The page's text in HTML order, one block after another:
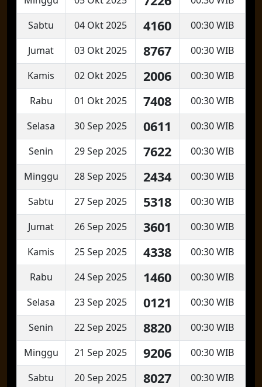
Sabtu
04 Okt 2025 4160
00:30 WIB
Jumat
03 Okt 2025 8767
00:30 WIB
Kamis
02 Okt 2025 2006
00:30 WIB
Rabu
01 Okt 2025 7408
00:30 WIB
Selasa
30 Sep 2025 0611
00:30 WIB
Senin
29 Sep 2025 7622
00:30 WIB
Minggu
28 Sep 2025 2434
00:30 WIB
Sabtu
27 Sep 2025 5318
00:30 WIB
Jumat
26 Sep 2025 3601
00:30 WIB
Kamis
25 Sep 2025 4338
00:30 WIB
Rabu
24 Sep 2025 1460
00:30 WIB
Selasa
23 Sep 2025 0121
00:30 WIB
Senin
22 Sep 2025 8820
00:30 WIB
Minggu
21 Sep 2025 9206
00:30 WIB
Sabtu
20 Sep 2025 8027
00:30 WIB